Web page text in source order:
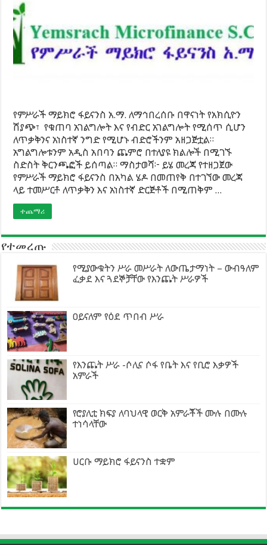
የምሥራች ማይክሮ ፋይናንስ አ.ማ. ለማኅበረሰቡ በዋናነት የአክሲዮን
ሽያጭ፣ የቁጠባ አገልግሎት እና የብድር አገልግሎት የሚሰጥ ሲሆን
ለጥቃቅንና አነስተኛ ንግድ የሚሆኑ ብድሮችንም አዘጋጅቷል።
አግልግሎቱንም አዲስ አበባን ጨምሮ በተለያዩ ክልሎች በሚገኙ
ስድስት ቅርንጫፎች ይሰጣል። ማስታወሻ፦ ይሄ መረጃ የተዘጋጀው
የምሥራች ማይክሮ ፋይናንስ በአካል ሄዶ በመጠየቅ በተገኘው መረጃ
ላይ ተመሥርቶ ለጥቃቅን እና አነስተኛ ድርጅቶች በሚጠቅም …
ተጨማሪ
የተመረጡ
የሚያውቁትን ሥራ መሥራት ለውጤታማነት – ውብዓለም
ፈቃደ እና ጓደኞቻቸው የእንጨት ሥራዎች
ዐይናለም የዕደ ጥበብ ሥራ
የእንጨት ሥራ -ሶሊና ሶፋ የቤት እና የቢሮ እቃዎች
አምራች
የሮያሊቲ ክፍያ ለባህላዊ ወርቅ አምራቾች ሙሉ በሙሉ
ተነሳላቸው
ሀርቡ ማይክሮ ፋይናንስ ተቋም